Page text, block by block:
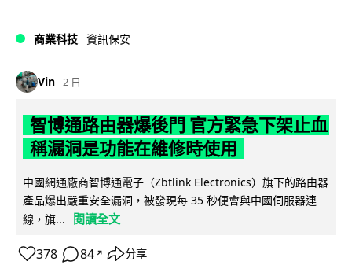
商業科技 資訊保安
Vin 2 日
智博通路由器爆後門 官方緊急下架止血
稱漏洞是功能在維修時使用
中國網通廠商智博通電子（Zbtlink Electronics）旗下的路由器
產品爆出嚴重安全漏洞，被發現每 35 秒便會與中國伺服器連
線，旗...
閱讀全文
378 84 ↗ 分享